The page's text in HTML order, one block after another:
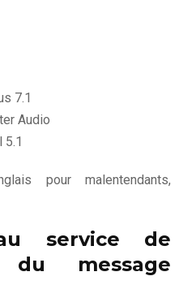
7.1
Audio
5.1
pour malentendants,
service de
message